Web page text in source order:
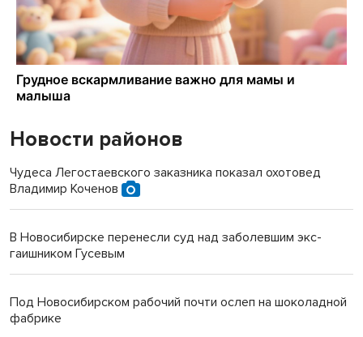
Новости районов
Чудеса Легостаевского заказника показал охотовед
Владимир Коченов
В Новосибирске перенесли суд над заболевшим экс-
гаишником Гусевым
Под Новосибирском рабочий почти ослеп на шоколадной
фабрике